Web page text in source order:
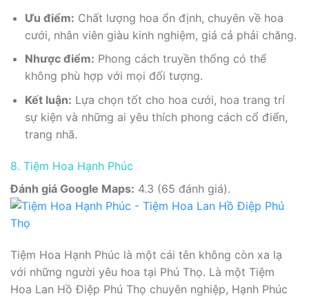
Ưu điểm: Chất lượng hoa ổn định, chuyên về hoa
cưới, nhân viên giàu kinh nghiệm, giá cả phải chăng.
Nhược điểm: Phong cách truyền thống có thể
không phù hợp với mọi đối tượng.
Kết luận: Lựa chọn tốt cho hoa cưới, hoa trang trí
sự kiện và những ai yêu thích phong cách cổ điển,
trang nhã.
8. Tiệm Hoa Hạnh Phúc
Đánh giá Google Maps: 4.3 (65 đánh giá).
Tiệm Hoa Hạnh Phúc là một cái tên không còn xa lạ
với những người yêu hoa tại Phú Thọ. Là một Tiệm
Hoa Lan Hồ Điệp Phú Thọ chuyên nghiệp, Hạnh Phúc